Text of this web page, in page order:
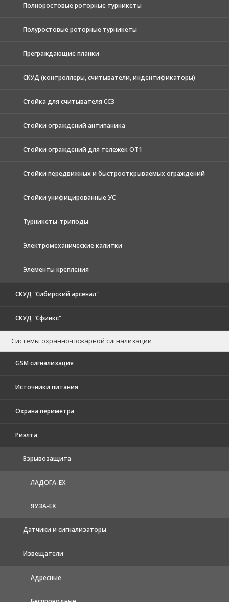
Полноростовые роторные турникеты
Полуростовые роторные турникеты
Преграждающие планки
СКУД (контроллеры, считыватели, индентификаторы)
Стойка для считывателя СС3
Стойки ограждений антипаника
Стойки ограждений для тележек ОТ1
Стойки передвижных и быстрооткрываемых ограждений
Стойки унифицированные УС
Турникеты-триподы
Электромеханические калитки
Элементы крепления
СКУД "Сибирский арсенал"
СКУД "Сфинкс"
Системы охранно-пожарной сигнализации
GSM сигнализация
Источники питания
Охрана периметра
Риэлта
Взрывозащита
ЛАДОГА-EX
ЯУЗА-ЕХ
Датчики и сигнализаторы
Извещатели
Адресные